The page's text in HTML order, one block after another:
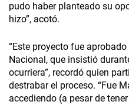
pudo haber planteado su
hizo”, acotó.
“Este proyecto fue
Nacional, que insistió
ocurriera”, recordó quien
destrabar el proceso. “Fue
accediendo (a pesar de